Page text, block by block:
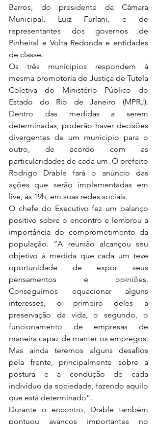
Barros, do presidente da Câmara
Municipal, Luiz Furlani, e de
representantes dos governos de
Pinheiral e Volta Redonda e entidades
de classe.
Os três municípios respondem à
mesma promotoria de Justiça de Tutela
Coletiva do Ministério Público do
Estado do Rio de Janeiro (MPRJ).
Dentro das medidas a serem
determinadas, poderão haver decisões
divergentes de um município para o
outro, de acordo com as
particularidades de cada um. O prefeito
Rodrigo Drable fará o anúncio das
ações que serão implementadas em
live, às 19h, em suas redes sociais.
O chefe do Executivo fez um balanço
positivo sobre o encontro e lembrou a
importância do comprometimento da
população. “A reunião alcançou seu
objetivo à medida que cada um teve
oportunidade de expor seus
pensamentos e opiniões.
Conseguimos equacionar alguns
interesses, o primeiro deles a
preservação da vida, o segundo, o
funcionamento de empresas de
maneira capaz de manter os empregos.
Mas ainda teremos alguns desafios
pela frente, principalmente sobre a
postura e a condução de cada
indivíduo da sociedade, fazendo aquilo
que está determinado”.
Durante o encontro, Drable também
pontuou avanços importantes no